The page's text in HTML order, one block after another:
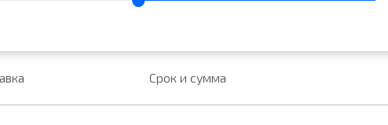
Срок и сумма